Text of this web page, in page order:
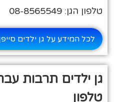
טלפון הגן: 08-8565549
לכל המידע על גן ילדים
גן ילדים תרבות
טלפון